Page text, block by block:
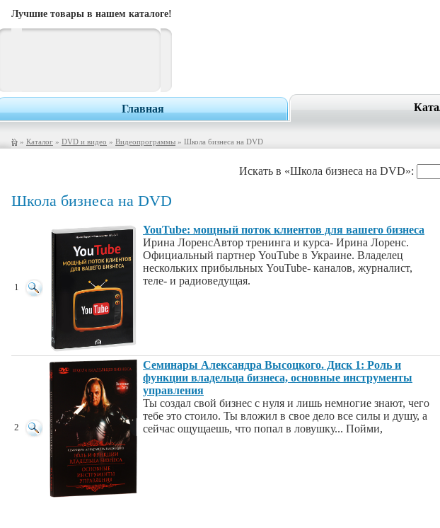
Лучшие товары в нашем каталоге!
Главная
» Каталог » DVD и видео » Видеопрограммы » Школа бизнеса на DVD
Искать в «Школа бизнеса на DVD»:
Школа бизнеса на DVD
1
YouTube: мощный поток клиентов для вашего бизнеса
Ирина ЛоренсАвтор тренинга и курса- Ирина Лоренс.
Официальный партнер YouTube в Украине. Владелец
нескольких прибыльных YouTube- каналов, журналист,
теле- и радиоведущая.
2
Семинары Александра Высоцкого. Диск 1: Роль и
функции владельца бизнеса, основные инструменты
управления
Ты создал свой бизнес с нуля и лишь немногие знают, чего
тебе это стоило. Ты вложил в свое дело все силы и душу, а
сейчас ощущаешь, что попал в ловушку... Пойми,